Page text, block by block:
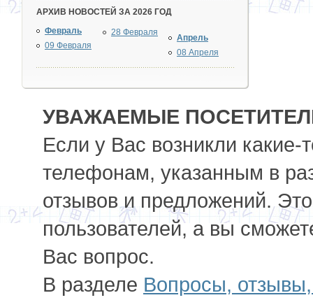
АРХИВ НОВОСТЕЙ ЗА 2026 ГОД
Февраль
09 Февраля
28 Февраля
Апрель
08 Апреля
УВАЖАЕМЫЕ
Если у Вас возникли
телефонам, указанным в
отзывов и предложений.
пользователей, а вы
Вас вопрос.
В разделе Вопросы,